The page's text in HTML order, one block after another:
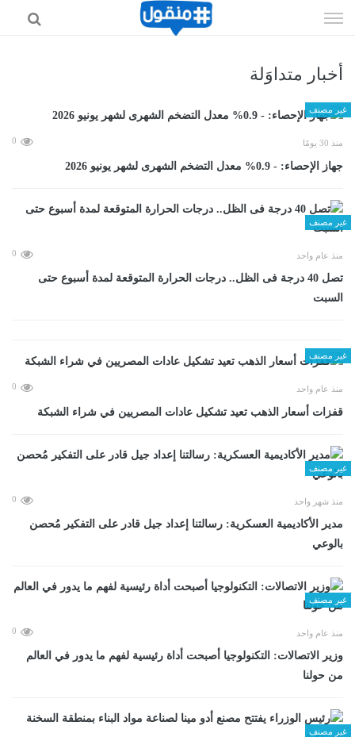
الى
أخبار متداوَلة
غير مصنف
منذ 30 يومًا 0
جهاز الإحصاء: - 0.9% معدل التضخم الشهرى لشهر يونيو 2026
غير مصنف
منذ عام واحد 0
تصل 40 درجة فى الظل.. درجات الحرارة المتوقعة لمدة أسبوع حتى
السبت
غير مصنف
منذ عام واحد 0
قفزات أسعار الذهب تعيد تشكيل عادات المصريين في شراء الشبكة
غير مصنف
منذ شهر واحد 0
مدير الأكاديمية العسكرية: رسالتنا إعداد جيل قادر على التفكير مُحصن
بالوعي
غير مصنف
منذ عام واحد 0
وزير الاتصالات: التكنولوجيا أصبحت أداة رئيسية لفهم ما يدور في العالم
من حولنا
غير مصنف